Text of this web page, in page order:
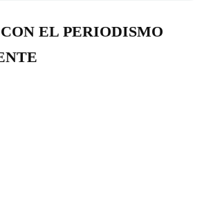
EL PERIODISMO